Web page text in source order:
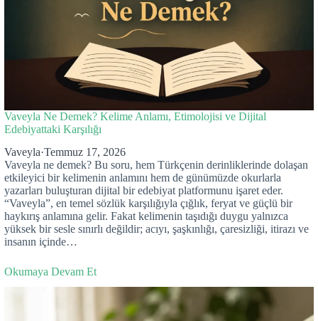
Vaveyla Ne Demek? Kelime Anlamı, Etimolojisi ve Dijital
Edebiyattaki Karşılığı
Vaveyla·Temmuz 17, 2026
Vaveyla ne demek? Bu soru, hem Türkçenin derinliklerinde dolaşan
etkileyici bir kelimenin anlamını hem de günümüzde okurlarla
yazarları buluşturan dijital bir edebiyat platformunu işaret eder.
“Vaveyla”, en temel sözlük karşılığıyla çığlık, feryat ve güçlü bir
haykırış anlamına gelir. Fakat kelimenin taşıdığı duygu yalnızca
yüksek bir sesle sınırlı değildir; acıyı, şaşkınlığı, çaresizliği, itirazı ve
insanın içinde…
Okumaya Devam Et